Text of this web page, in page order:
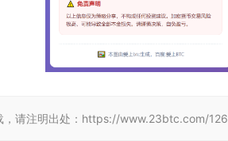
，请注明出处：https://www.23btc.com/